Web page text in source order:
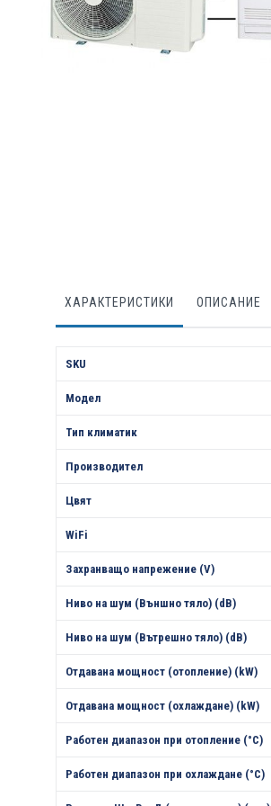
ХАРАКТЕРИСТИКИ ОПИСАНИЕ
SKU
Модел
Тип климатик
Производител
Цвят
WiFi
Захранващо напрежение (V)
Ниво на шум (Външно тяло) (dB)
Ниво на шум (Вътрешно тяло) (dB)
Отдавана мощност (отопление) (kW)
Отдавана мощност (охлаждане) (kW)
Работен диапазон при отопление (°С)
Работен диапазон при охлаждане (°С)